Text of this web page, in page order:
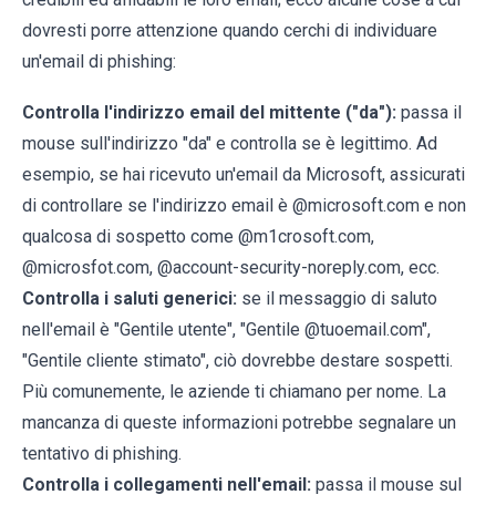
dovresti porre attenzione quando cerchi di individuare
un'email di phishing:
Controlla l'indirizzo email del mittente ("da"): passa il
mouse sull'indirizzo "da" e controlla se è legittimo. Ad
esempio, se hai ricevuto un'email da Microsoft, assicurati
di controllare se l'indirizzo email è @microsoft.com e non
qualcosa di sospetto come @m1crosoft.com,
@microsfot.com, @account-security-noreply.com, ecc.
Controlla i saluti generici: se il messaggio di saluto
nell'email è "Gentile utente", "Gentile @tuoemail.com",
"Gentile cliente stimato", ciò dovrebbe destare sospetti.
Più comunemente, le aziende ti chiamano per nome. La
mancanza di queste informazioni potrebbe segnalare un
tentativo di phishing.
Controlla i collegamenti nell'email: passa il mouse sul